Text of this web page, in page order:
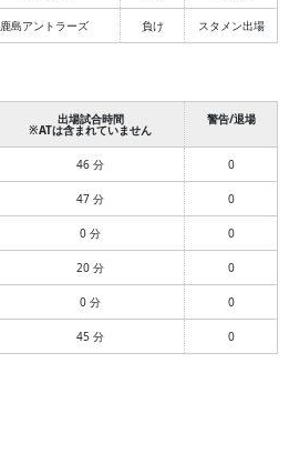
鹿島アントラーズ 負け スタメン出場
出場試合時間
※ATは含まれていません
警告/退場
46 分 0
47 分 0
0 分 0
20 分 0
0 分 0
45 分 0